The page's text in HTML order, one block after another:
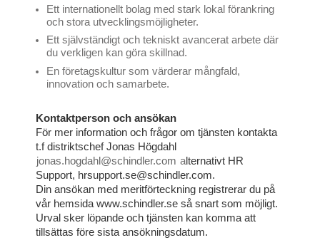
Ett internationellt bolag med stark lokal förankring
och stora utvecklingsmöjligheter.
Ett självständigt och tekniskt avancerat arbete där
du verkligen kan göra skillnad.
En företagskultur som värderar mångfald,
innovation och samarbete.
Kontaktperson och ansökan
För mer information och frågor om tjänsten kontakta
t.f distriktschef Jonas Högdahl
jonas.hogdahl@schindler.com alternativt HR
Support, hrsupport.se@schindler.com.
Din ansökan med meritförteckning registrerar du på
vår hemsida www.schindler.se så snart som möjligt.
Urval sker löpande och tjänsten kan komma att
tillsättas före sista ansökningsdatum.